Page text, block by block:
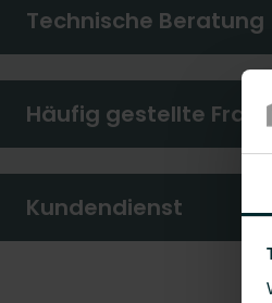
Technische Beratung
Häufig gestellte
Kundendienst